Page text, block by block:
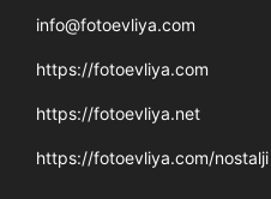
info@fotoevliya.com
https://fotoevliya.com
https://fotoevliya.net
https://fotoevliya.com/nostalji